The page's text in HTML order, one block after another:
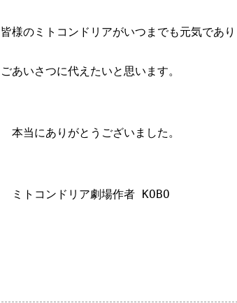
皆様のミトコンドリアがいつまでも元気であ
ごあいさつに代えたいと思います。
本当にありがとうございました。
ミトコンドリア劇場作者 KOBO